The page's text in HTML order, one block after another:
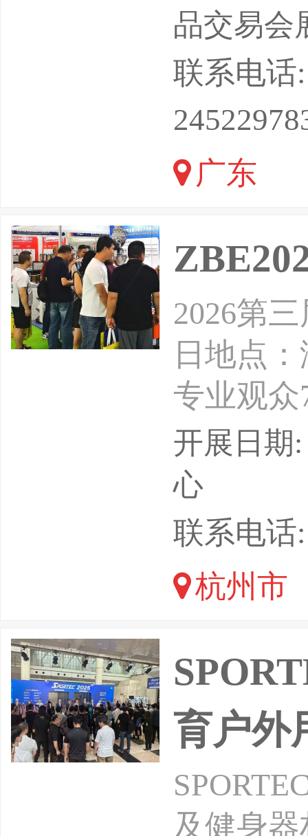
单位：
承办单
展后报告
点博览
成功举
品交易会
联系电话
广东
2026第
日地点
专业观众
展品牌
在杭州
行业的
宴！展
开展日期
心
联系电话
杭州市
育户外
及健身